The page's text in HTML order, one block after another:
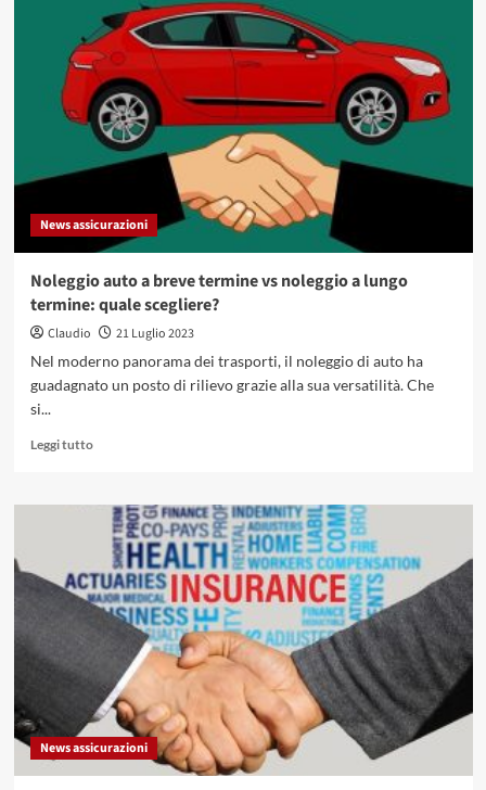
quali
sono
i
lavoratori
che
coinvolge
nel
mondo
News assicurazioni
Noleggio auto a breve termine vs noleggio a lungo
termine: quale scegliere?
Claudio
21 Luglio 2023
Nel moderno panorama dei trasporti, il noleggio di auto ha
guadagnato un posto di rilievo grazie alla sua versatilità. Che
si...
Leggi tuttoLeggi
su
Noleggio
auto
breve
termine
noleggio
lungo
termine:
quale
scegliere?
News assicurazioni